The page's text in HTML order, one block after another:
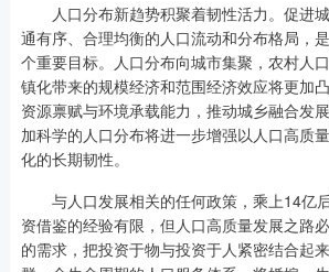
人口分布新趋势积聚着韧性活力。促进
通有序、合理均衡的人口流动和分布格局，
个重要目标。人口分布向城市集聚，农村人
镇化带来的规模经济和范围经济效应将更加
资源禀赋与环境承载能力，推动城乡融合发
加科学的人口分布将进一步增强以人口高质
化的长期韧性。
与人口发展相关的任何政策，乘上14亿
资借鉴的经验有限，但人口高质量发展之路
的需求，把投资于物与投资于人紧密结合起